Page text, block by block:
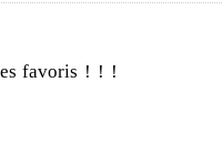
favoris ! ! !